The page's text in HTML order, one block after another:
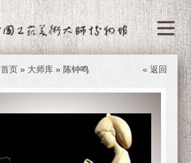
首页» 大师库» 陈钟鸣 « 返回